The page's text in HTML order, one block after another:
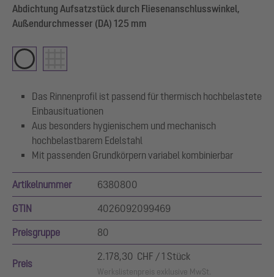
Abdichtung Aufsatzstück durch Fliesenanschlusswinkel,
Außendurchmesser (DA) 125 mm
Das Rinnenprofil ist passend für thermisch hochbelastete
Einbausituationen
Aus besonders hygienischem und mechanisch
hochbelastbarem Edelstahl
Mit passenden Grundkörpern variabel kombinierbar
Artikelnummer 6380800
GTIN 4026092099469
Preisgruppe 80
Preis
2.178,30 CHF / 1 Stück
Werkslistenpreis exklusive MwSt.